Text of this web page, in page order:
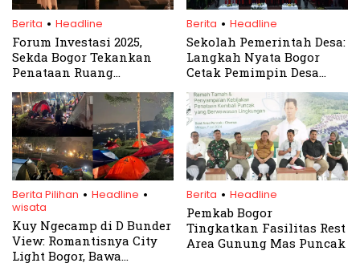
Berita . Headline
Forum Investasi 2025,
Sekda Bogor Tekankan
Penataan Ruang
Berita . Headline
Sekolah Pemerintah Desa:
Langkah Nyata Bogor
Cetak Pemimpin Desa
Berita Pilihan . Headline .
wisata
Kuy Ngecamp di D Bunder
View: Romantisnya City
Light Bogor, Bawa
Berita . Headline
Pemkab Bogor
Tingkatkan Fasilitas Rest
Area Gunung Mas Puncak